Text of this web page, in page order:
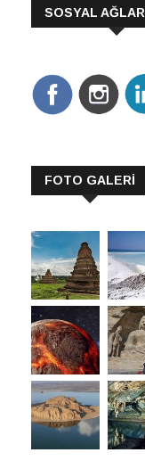
SOSYAL
FOTO GALERİ